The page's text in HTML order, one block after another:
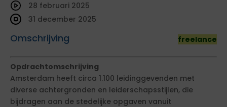
Omschrijving freelance
28 februari 2025
31 december 2025
Opdrachtomschrijving
Amsterdam heeft circa 1.100 leidinggevenden met
diverse achtergronden en leiderschapsstijlen, die
bijdragen aan de stedelijke opgaven vanuit